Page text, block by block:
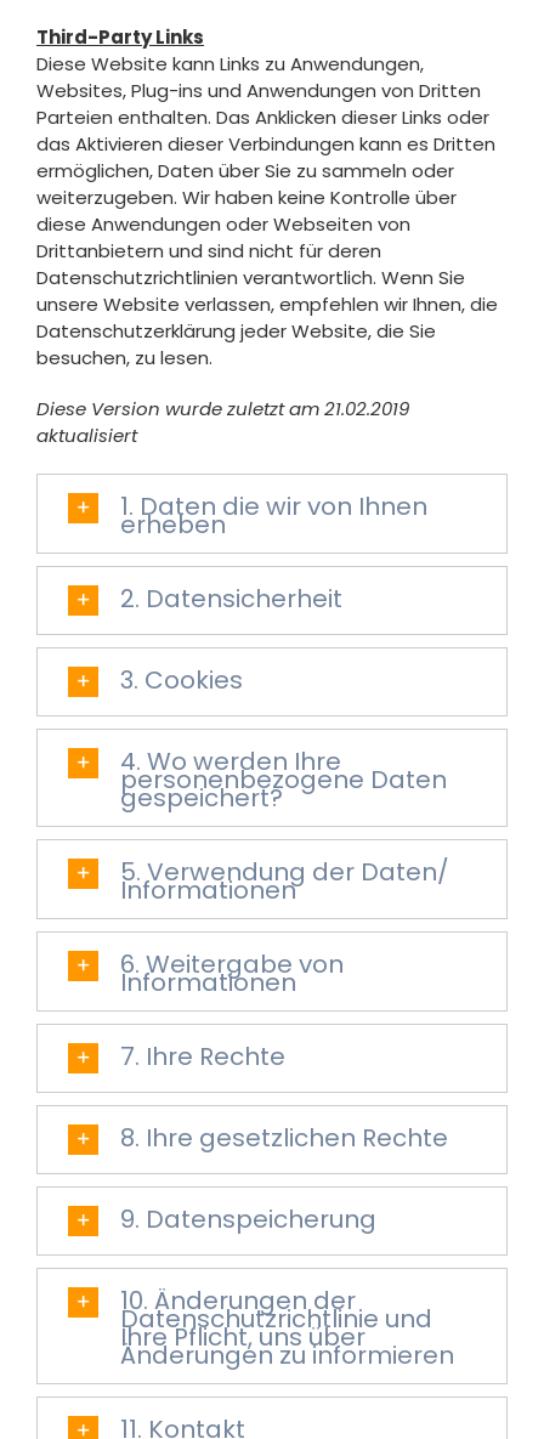
Third-Party Links
Diese Website kann Links zu Anwendungen,
Websites, Plug-ins und Anwendungen von Dritten
Parteien enthalten. Das Anklicken dieser Links oder
das Aktivieren dieser Verbindungen kann es Dritten
ermöglichen, Daten über Sie zu sammeln oder
weiterzugeben. Wir haben keine Kontrolle über
diese Anwendungen oder Webseiten von
Drittanbietern und sind nicht für deren
Datenschutzrichtlinien verantwortlich. Wenn Sie
unsere Website verlassen, empfehlen wir Ihnen, die
Datenschutzerklärung jeder Website, die Sie
besuchen, zu lesen.
Diese Version wurde zuletzt am 21.02.2019
aktualisiert
1. Daten die wir von Ihnen
erheben
2. Datensicherheit
3. Cookies
4. Wo werden Ihre
personenbezogene Daten
gespeichert?
5. Verwendung der Daten/
Informationen
6. Weitergabe von
Informationen
7. Ihre Rechte
8. Ihre gesetzlichen Rechte
9. Datenspeicherung
10. Änderungen der
Datenschutzrichtlinie und
Ihre Pflicht, uns über
Änderungen zu informieren
11. Kontakt